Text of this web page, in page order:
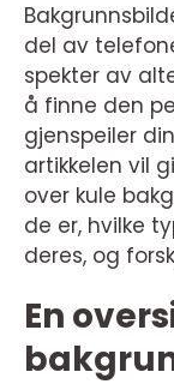
del av
spekter av
å finne den
gjenspeiler
artikkelen vil
over kule
de er, hvilke
deres, og
En